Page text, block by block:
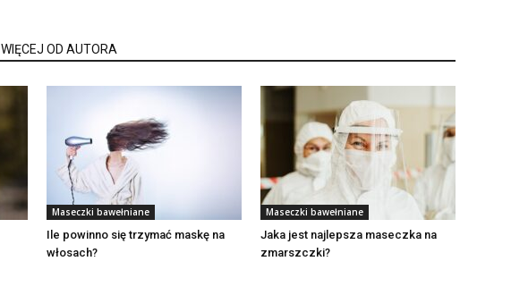
WIĘCEJ OD AUTORA
Maseczki bawełniane
Ile powinno się trzymać maskę na
włosach?
Maseczki bawełniane
Jaka jest najlepsza maseczka na
zmarszczki?